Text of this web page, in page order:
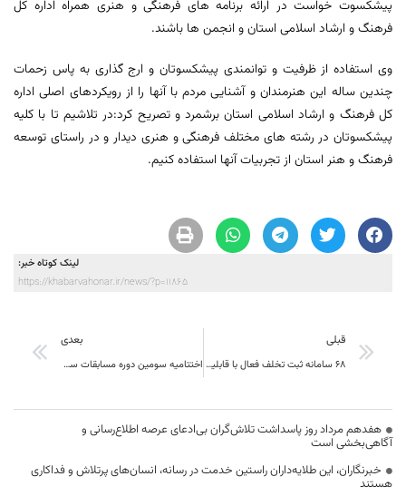
پیشکسوت خواست در ارائه برنامه های فرهنگی و هنری همراه اداره کل
فرهنگ و ارشاد اسلامی استان و انجمن ها باشند.
وی استفاده از ظرفیت و توانمندی پیشکسوتان و ارج گذاری به پاس زحمات
چندین ساله این هنرمندان و آشنایی مردم با آنها را از رویکردهای اصلی اداره
کل فرهنگ و ارشاد اسلامی استان برشمرد و تصریح کرد:در تلاشیم تا با کلیه
پیشکسوتان در رشته های مختلف فرهنگی و هنری دیدار و در راستای توسعه
فرهنگ و هنر استان از تجربیات آنها استفاده کنیم.
لینک کوتاه خبر:
https://khabarvahonar.ir/news/?p=11865
قبلی
68 سامانه ثبت تخلف فعال با قابلیت ثبت میانگین سرعت در خراسان جنوبی
بعدی
اختتامیه سومین دوره مسابقات سراسری قرآن ورزشکاران و جوانان خراسان جنوبی برگزار شد.
هفدهم مرداد روز پاسداشت تلاش‌گران بی‌ادعای عرصه اطلاع‌رسانی و
آگاهی‌بخشی است
خبرنگاران، این طلایه‌داران راستین خدمت در رسانه، انسان‌های پرتلاش و فداکاری
هستند